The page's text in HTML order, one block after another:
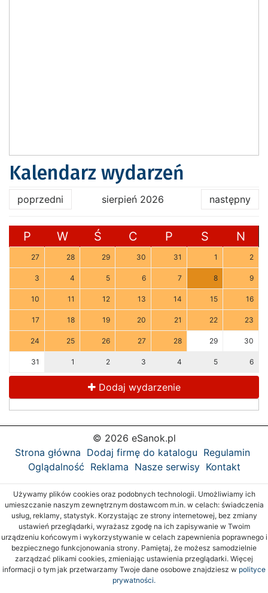
Kalendarz wydarzeń
poprzedni sierpień 2026 następny
P W Ś C P S N
27 28 29 30 31 1 2
3 4 5 6 7 8 9
10 11 12 13 14 15 16
17 18 19 20 21 22 23
24 25 26 27 28 29 30
31 1 2 3 4 5 6
Dodaj wydarzenie
© 2026 eSanok.pl
Strona główna Dodaj firmę do katalogu Regulamin
Oglądalność Reklama Nasze serwisy Kontakt
Używamy plików cookies oraz podobnych technologii. Umożliwiamy ich
umieszczanie naszym zewnętrznym dostawcom m.in. w celach: świadczenia
usług, reklamy, statystyk. Korzystając ze strony internetowej, bez zmiany
ustawień przeglądarki, wyrażasz zgodę na ich zapisywanie w Twoim
urządzeniu końcowym i wykorzystywanie w celach zapewnienia poprawnego i
bezpiecznego funkcjonowania strony. Pamiętaj, że możesz samodzielnie
zarządzać plikami cookies, zmieniając ustawienia przeglądarki. Więcej
informacji o tym jak przetwarzamy Twoje dane osobowe znajdziesz w polityce
prywatności.